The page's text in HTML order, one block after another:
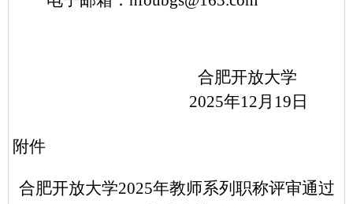
合肥开放大学
2025年12月19日
附件
合肥开放大学2025年教师系列职称评审通过